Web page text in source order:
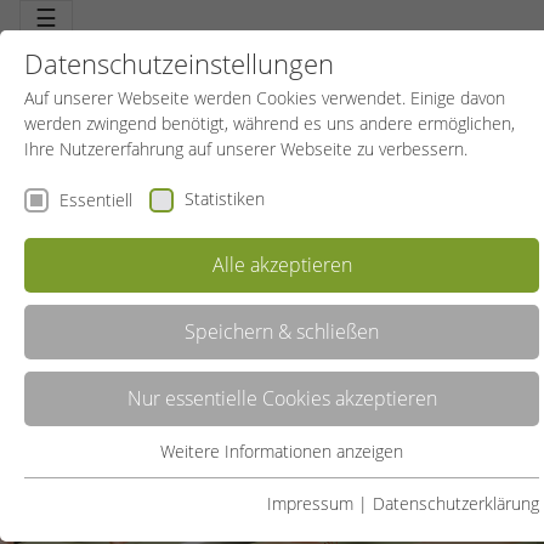
☰
Datenschutzeinstellungen
Auf unserer Webseite werden Cookies verwendet. Einige davon
werden zwingend benötigt, während es uns andere ermöglichen,
Ihre Nutzererfahrung auf unserer Webseite zu verbessern.
Essentiell Statistiken
Alle akzeptieren
Speichern & schließen
Nur essentielle Cookies akzeptieren
Essentielle Cookies werden für grundlegende Funktionen der
Weitere Informationen anzeigen
Impressum | Datenschutzerklärung